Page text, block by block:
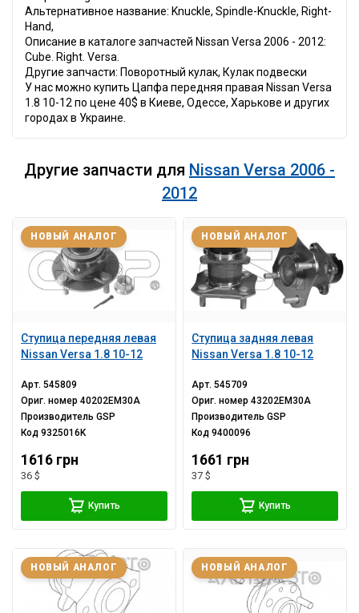
Альтернативное название: Knuckle, Spindle-Knuckle, Right-
Hand,
Описание в каталоге запчастей Nissan Versa 2006 - 2012:
Cube. Right. Versa.
Другие запчасти: Поворотный кулак, Кулак подвески
У нас можно купить Цапфа передняя правая Nissan Versa
1.8 10-12 по цене 40$ в Киеве, Одессе, Харькове и других
городах в Украине.
Другие запчасти для Nissan Versa 2006 -
2012
Ступица передняя левая
Nissan Versa 1.8 10-12
НОВЫЙ АНАЛОГ
Арт.545809
Ориг. номер40202EM30A
ПроизводительGSP
Код9325016K
1616 грн
36 $
Купить
Ступица задняя левая
Nissan Versa 1.8 10-12
НОВЫЙ АНАЛОГ
Арт.545709
Ориг. номер43202EM30A
ПроизводительGSP
Код9400096
1661 грн
37 $
Купить
НОВЫЙ АНАЛОГ НОВЫЙ АНАЛОГ